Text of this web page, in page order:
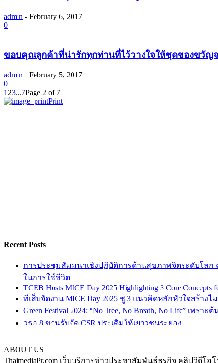
admin - February 6, 2017
0
ขอบคุณลูกค้าที่น่ารักทุกท่านที่ไว้วางใจให้ชุดของขวัญ
admin - February 5, 2017
0
1 23...7Page 2 of 7
Print
Recent Posts
การประชุมสัมมนาเชิงปฏิบัติการด้านสุขภาพจิตระดับโลก ค
ในการใช้ชีวิต
TCEB Hosts MICE Day 2025 Highlighting 3 Core Concepts
ทีเส็บจัดงาน MICE Day 2025 ชู 3 แนวคิดหลักหัวใจสร้างไม
Green Festival 2024: “No Tree, No Breath, No Life” เพร
วธอ.8 ขานรับจัด CSR ประเดิมให้เยาวชนระยอง
ABOUT US
ThaimediaPr.com เว็บบริการข่าวประชาสัมพันธ์ธุรกิจ คลิปวิดีโ